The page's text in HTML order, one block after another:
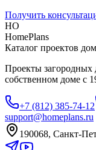
Получить
HO
HomePlans
Каталог проектов
Проекты загородных
собственном доме с
+7 (812) 385-74-12
support@homeplans.ru
190068, Санкт-